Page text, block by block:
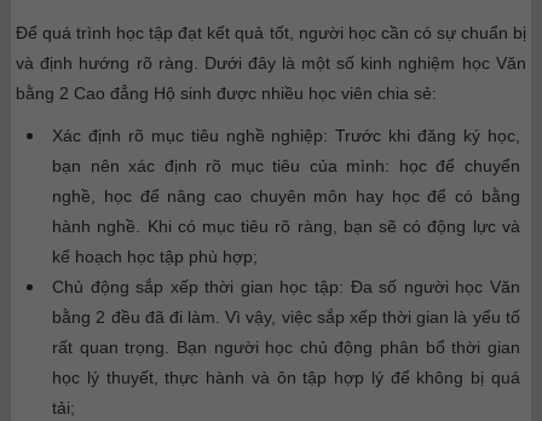
Để quá trình học tập đạt kết quả tốt, người học cần có sự chuẩn bị
và định hướng rõ ràng. Dưới đây là một số kinh nghiệm học Văn
bằng 2 Cao đẳng Hộ sinh được nhiều học viên chia sẻ:
Xác định rõ mục tiêu nghề nghiệp:Trước khi đăng ký học,
bạn nên xác định rõ mục tiêu của mình: học để chuyển
nghề, học để nâng cao chuyên môn hay học để có bằng
hành nghề. Khi có mục tiêu rõ ràng, bạn sẽ có động lực và
kế hoạch học tập phù hợp;
Chủ động sắp xếp thời gian học tập: Đa số người học Văn
bằng 2 đều đã đi làm. Vì vậy, việc sắp xếp thời gian là yếu tố
rất quan trọng. Bạn người học chủ động phân bổ thời gian
học lý thuyết, thực hành và ôn tập hợp lý để không bị quá
tải;